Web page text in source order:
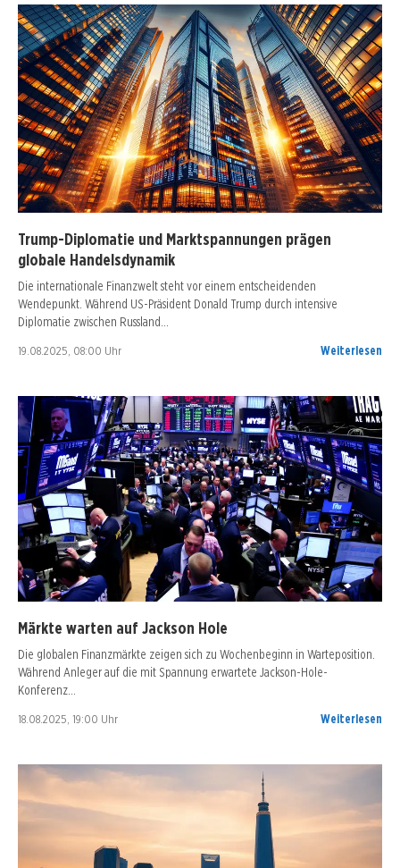
Trump-Diplomatie und Marktspannungen prägen
globale Handelsdynamik
Die internationale Finanzwelt steht vor einem entscheidenden
Wendepunkt. Während US-Präsident Donald Trump durch intensive
Diplomatie zwischen Russland…
19.08.2025, 08:00 Uhr Weiterlesen
Märkte warten auf Jackson Hole
Die globalen Finanzmärkte zeigen sich zu Wochenbeginn in Warteposition.
Während Anleger auf die mit Spannung erwartete Jackson-Hole-
Konferenz…
18.08.2025, 19:00 Uhr Weiterlesen